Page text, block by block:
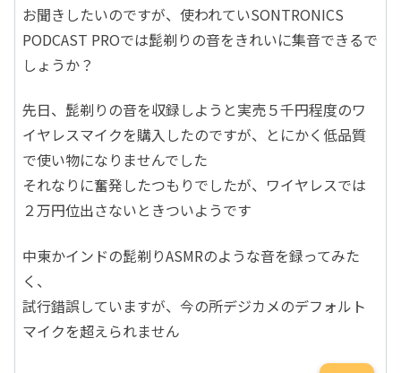
お聞きしたいのですが、使われていSONTRONICS
PODCAST PROでは髭剃りの音をきれいに集音できるで
しょうか？
先日、髭剃りの音を収録しようと実売５千円程度のワ
イヤレスマイクを購入したのですが、とにかく低品質
で使い物になりませんでした
それなりに奮発したつもりでしたが、ワイヤレスでは
２万円位出さないときついようです
中東かインドの髭剃りASMRのような音を録ってみた
く、
試行錯誤していますが、今の所デジカメのデフォルト
マイクを超えられません